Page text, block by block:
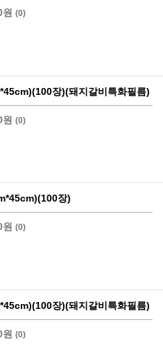
(0)
장)(돼지갈비특화필름)
원 (0)
장)
(0)
장)(돼지갈비특화필름)
(0)